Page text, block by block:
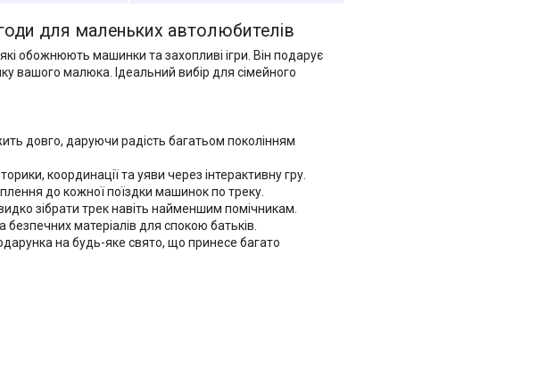
для маленьких автолюбителів
обожнюють машинки та захопливі ігри. Він подарує
вашого малюка. Ідеальний вибір для сімейного
довго, даруючи радість багатьом поколінням
координації та уяви через інтерактивну гру.
до кожної поїздки машинок по треку.
зібрати трек навіть найменшим помічникам.
безпечних матеріалів для спокою батьків.
на будь-яке свято, що принесе багато